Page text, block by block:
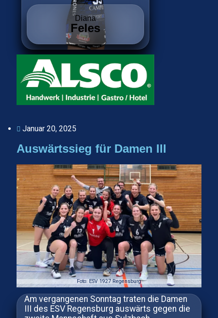
Januar 20, 2025
Auswärtssieg für Damen III
Foto: ESV 1927 Regensburg
Am vergangenen Sonntag traten die Damen
III des ESV Regensburg auswärts gegen die
Diana
Feles